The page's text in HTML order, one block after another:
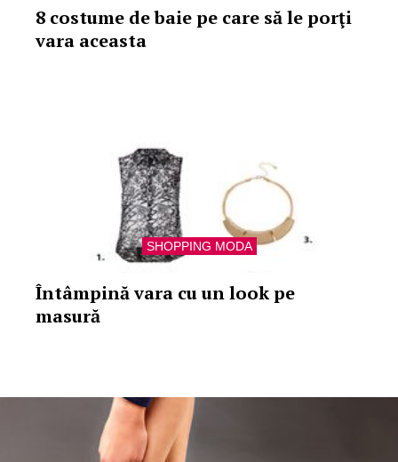
8 costume de baie pe care să le porţi
vara aceasta
SHOPPING MODA
Întâmpină vara cu un look pe
masură